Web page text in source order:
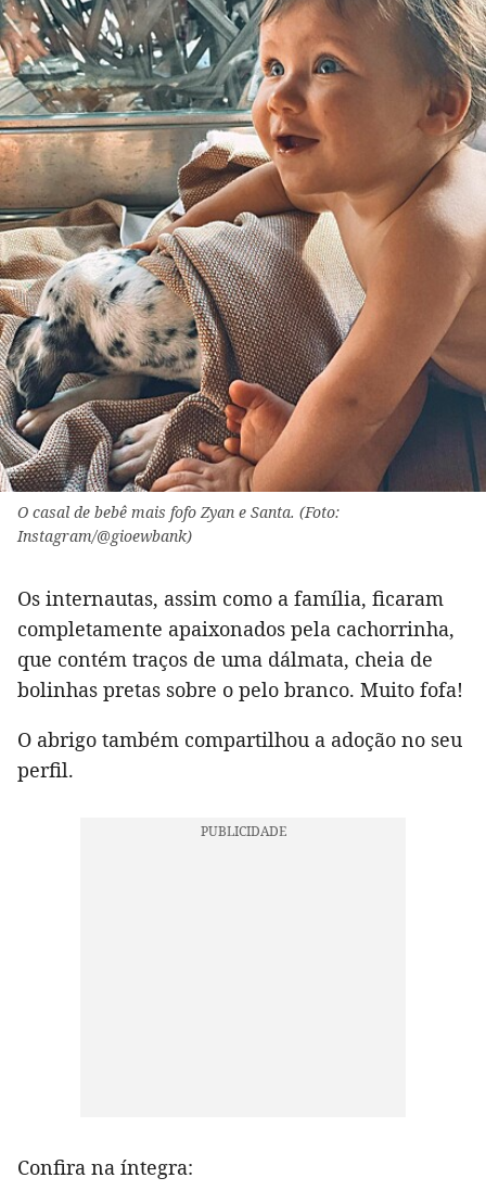
O casal de bebê mais fofo Zyan e Santa. (Foto:
Instagram/@gioewbank)
Os internautas, assim como a família, ficaram
completamente apaixonados pela cachorrinha,
que contém traços de uma dálmata, cheia de
bolinhas pretas sobre o pelo branco. Muito fofa!
O abrigo também compartilhou a adoção no seu
perfil.
Confira na íntegra: